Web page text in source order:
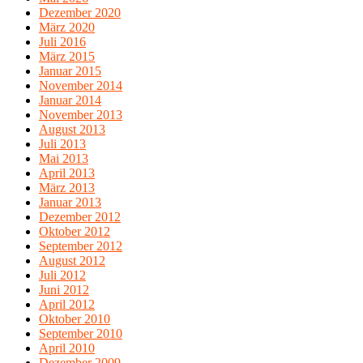
Dezember 2020
März 2020
Juli 2016
März 2015
Januar 2015
November 2014
Januar 2014
November 2013
August 2013
Juli 2013
Mai 2013
April 2013
März 2013
Januar 2013
Dezember 2012
Oktober 2012
September 2012
August 2012
Juli 2012
Juni 2012
April 2012
Oktober 2010
September 2010
April 2010